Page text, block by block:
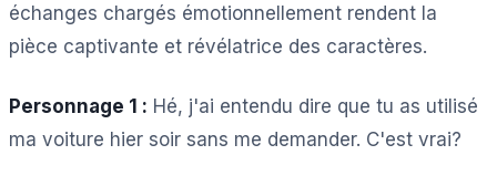
échanges chargés émotionnellement rendent la
pièce captivante et révélatrice des caractères.
Personnage 1 : Hé, j'ai entendu dire que tu as utilisé
ma voiture hier soir sans me demander. C'est vrai?